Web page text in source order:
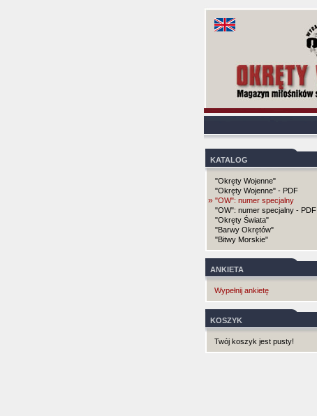
KATALOG
"Okręty Wojenne"
"Okręty Wojenne" - PDF
» "OW": numer specjalny
"OW": numer specjalny - PDF
"Okręty Świata"
"Barwy Okrętów"
"Bitwy Morskie"
ANKIETA
Wypełnij ankietę
KOSZYK
Twój koszyk jest pusty!